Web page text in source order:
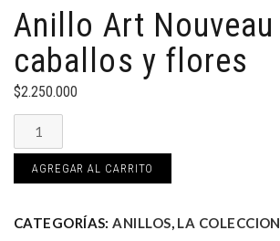
Anillo Art Nouveau
caballos y flores
$2.250.000
Anillo
Art
Nouveau
y
AGREGAR AL CARRITO
CATEGORÍAS:ANILLOS, LA COLECCION